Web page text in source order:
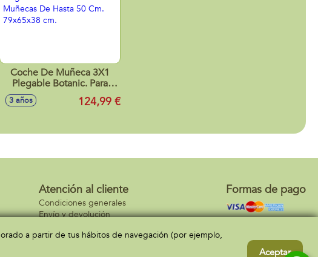
Coche De Muñeca 3X1
Plegable Botanic. Para
Muñecas De Hasta 50 Cm.
79x65x38 cm.
3 años 124,99 €
Atención al cliente
Condiciones generales
Envío y devolución
Formas de pago
a partir de tus hábitos de navegación (por ejemplo,
Aceptar